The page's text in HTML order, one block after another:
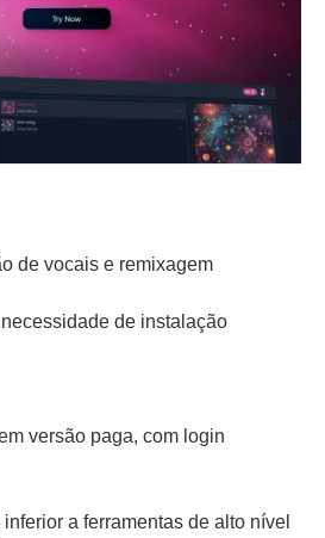
de vocais e remixagem
de instalação
versão paga, com login
a ferramentas de alto nível